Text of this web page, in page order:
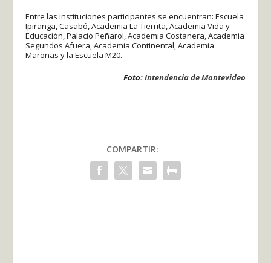
Entre las instituciones participantes se encuentran: Escuela
Ipiranga, Casabó, Academia La Tierrita, Academia Vida y
Educación, Palacio Peñarol, Academia Costanera, Academia
Segundos Afuera, Academia Continental, Academia
Maroñas y la Escuela M20.
Foto:Intendencia de Montevideo
COMPARTIR: